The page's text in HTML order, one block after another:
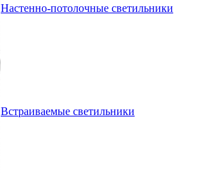
Настенно-потолочные светильники
Встраиваемые светильники